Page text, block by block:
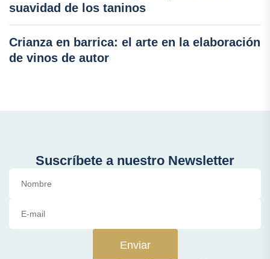
suavidad de los taninos
Crianza en barrica: el arte en la elaboración
de vinos de autor
Suscríbete a nuestro Newsletter
Enviar